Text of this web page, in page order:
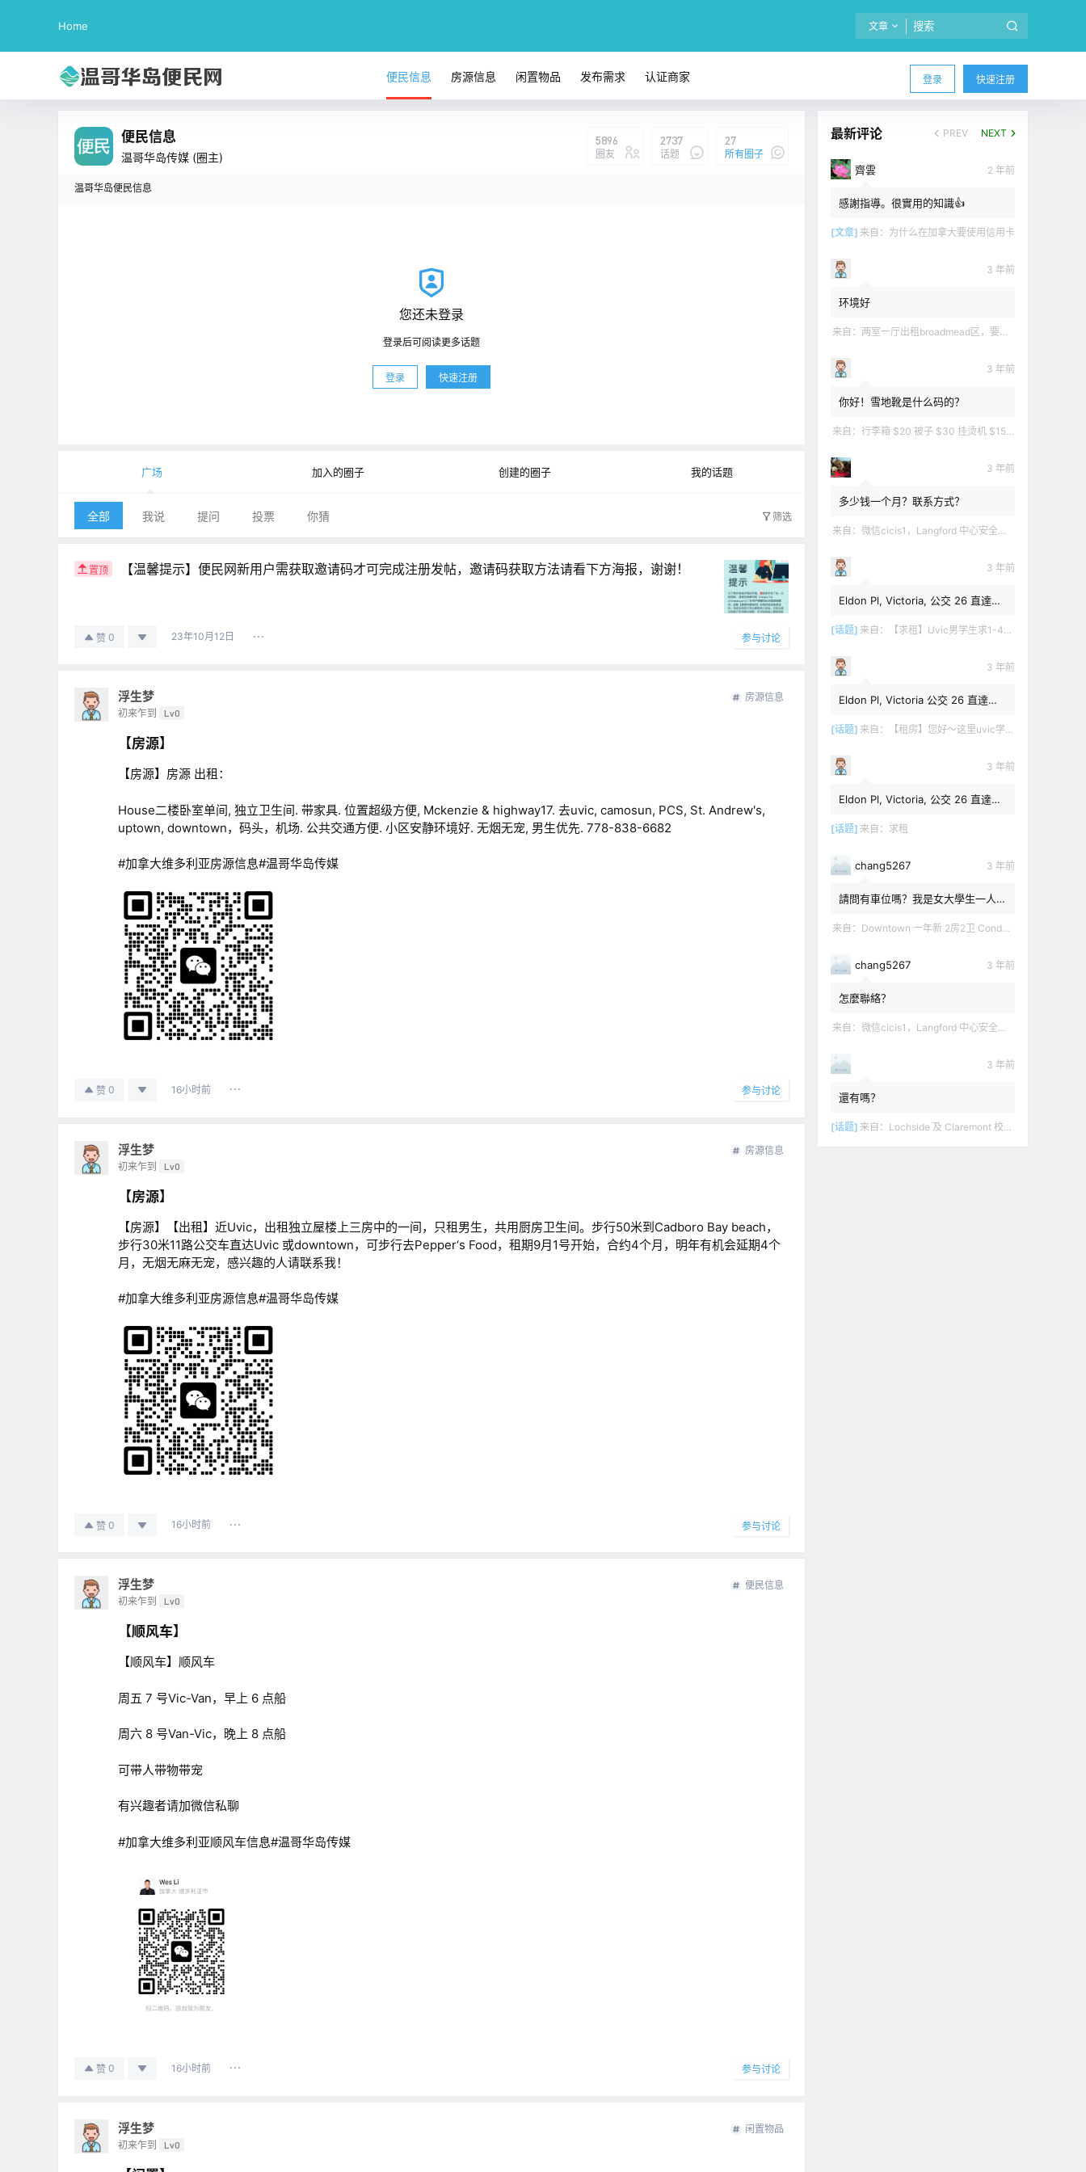
Home 文章
登录 快速注册
便民信息 房源信息 闲置物品 发布需求 认证商家
便民信息
温哥华岛传媒 (圈主)
5896
圈友
2737
话题
27
所有圈子
温哥华岛便民信息
您还未登录
登录后可阅读更多话题
登录 快速注册
广场 加入的圈子 创建的圈子 我的话题
全部 我说 提问 投票 你猜 筛选
置顶 【温馨提示】便民网新用户需获取邀请码才可完成注册发帖，邀请码获取方法请看下方海报，谢谢！
赞 0 23年10月12日 参与讨论
浮生梦
初来乍到 Lv0
房源信息
【房源】
【房源】房源 出租：
House二楼卧室单间, 独立卫生间. 带家具. 位置超级方便, Mckenzie & highway17. 去uvic, camosun, PCS, St. Andrew's,
uptown, downtown，码头，机场. 公共交通方便. 小区安静环境好. 无烟无宠, 男生优先. 778-838-6682
#加拿大维多利亚房源信息#温哥华岛传媒
赞 0 16小时前 参与讨论
浮生梦
初来乍到 Lv0
房源信息
【房源】
【房源】【出租】近Uvic，出租独立屋楼上三房中的一间，只租男生，共用厨房卫生间。步行50米到Cadboro Bay beach，
步行30米11路公交车直达Uvic 或downtown，可步行去Pepper‘s Food，租期9月1号开始，合约4个月，明年有机会延期4个
月，无烟无麻无宠，感兴趣的人请联系我！
#加拿大维多利亚房源信息#温哥华岛传媒
赞 0 16小时前 参与讨论
浮生梦
初来乍到 Lv0
便民信息
【顺风车】
【顺风车】顺风车
周五 7 号Vic-Van，早上 6 点船
周六 8 号Van-Vic，晚上 8 点船
可带人带物带宠
有兴趣者请加微信私聊
#加拿大维多利亚顺风车信息#温哥华岛传媒
赞 0 16小时前 参与讨论
浮生梦
初来乍到 Lv0
闲置物品
最新评论 PREV NEXT
齊雲 2 年前
感謝指導。很實用的知識👍
[文章] 来自： 为什么在加拿大要使用信用卡
3 年前
环境好
来自： 两室一厅出租broadmead区，要求无烟无宠无麻无party，租金2200不包水电有意短信联系2508858496
3 年前
你好！雪地靴是什么码的？
来自： 行李箱 $20 被子 $30 挂烫机 $15 煲汤锅 $5 华夫饼机 $5 衣服 $5 雪地靴 $10 滑雪手套 $10 宜家衣物收纳 .
3 年前
多少钱一个月？联系方式？
来自： 微信cicis1，Langford 中心安全社区完全独立平地出入一室一厅一书房步行5分钟到公车站和商业圈 有后花园和.
3 年前
Eldon Pl, Victoria, 公交 26 直達學
[话题] 来自： 【求租】Uvic男学生求1-4月短租
3 年前
Eldon Pl, Victoria 公交 26 直達學
[话题] 来自： 【租房】您好～这里uvic学生 明年1月份开始 希望找个独立出入的 爱干净 谢谢！
3 年前
Eldon Pl, Victoria, 公交 26 直達學
[话题] 来自： 求租
chang5267 3 年前
請問有車位嗎？我是女大學生一人
来自： Downtown ㄧ年新 2房2卫 Condo侧卧分租，独享个人卫生间 拎包入住。走路2分种有公交站 交通生活便利，12-3.
chang5267 3 年前
怎麼聯絡？
来自： 微信cicis1，Langford 中心安全社区完全独立平地出入一室一厅一书房步行5分钟到公车站和商业圈 有后花园和.
3 年前
還有嗎？
[话题] 来自： Lochside 及 Claremont 校区。开车十二分钟到达UvIc. 下層独立出入，兩室一卫， 开放式厨房客厅。家具齐 ……